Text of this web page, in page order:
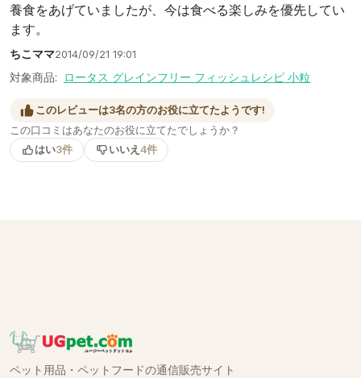
養食をあげていましたが、今は食べる楽しみを優先してい
ます。
ちこママ2014/09/21 19:01
対象商品: ロータス グレインフリー フィッシュレシピ 小粒
このレビューは3名の方のお役に立てたようです!
この口コミはあなたのお役に立てたでしょうか？
はい3件 いいえ 4件
ペット用品・ペットフードの通信販売サイト